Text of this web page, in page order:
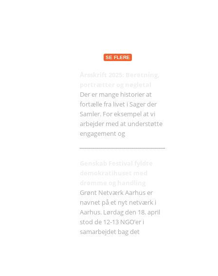
SE FLERE
Der er mange historier at
fortælle fra livet i Sager der
Samler. For eksempel at vi
arbejder med at understøtte
engagement og
Grønt Netværk Aarhus er
navnet på et nyt netværk i
Aarhus. Lørdag den 18. april
stod de 12-13 NGO’er i
samarbejdet bag det